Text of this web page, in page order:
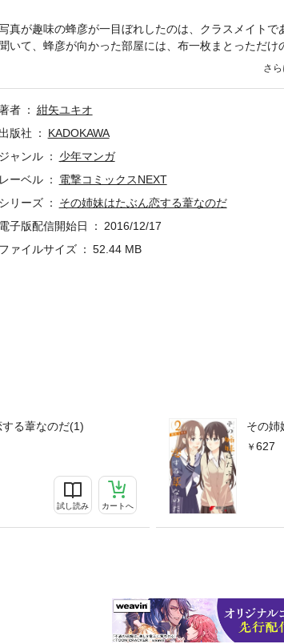
る葦なのだ(1)
試し読み カートへ
その姉
627
真が趣味の蜂彦が一目ぼれしたのは、クラスメイト
聞いて、蜂彦が向かった部屋には、布一枚まとっただ
者
紺矢ユキオ
出版社
KADOKAWA
ジャンル
少年マンガ
レーベル
電撃コミックスNEXT
シリーズ
その姉妹はたぶん恋する葦なのだ
電子版配信開始日
2016/12/17
ファイルサイズ
52.44 MB